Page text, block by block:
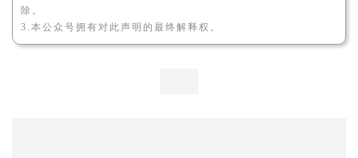
除。
3.本公众号拥有对此声明的最终解释权。